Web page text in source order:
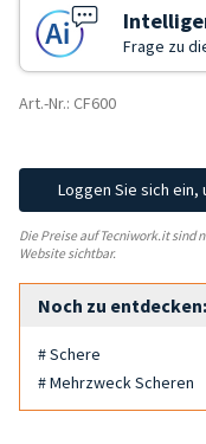
Frage zu
Art.-Nr.: CF600
Loggen Sie sich ein,
Die Preise auf Tecniwork.it sind
Website sichtbar.
Noch zu entdecken:
# Schere
# Mehrzweck Scheren